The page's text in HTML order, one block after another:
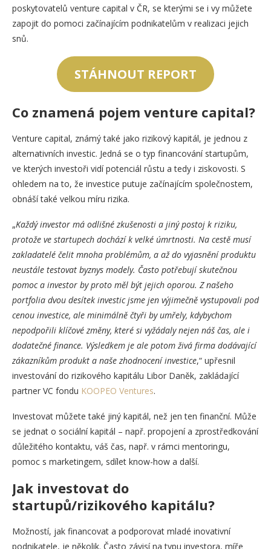
poskytovatelů venture capital v ČR, se kterými se i vy můžete
zapojit do pomoci začínajícím podnikatelům v realizaci jejich
snů.
STÁHNOUT REPORT
Co znamená pojem venture capital?
Venture capital, známý také jako rizikový kapitál, je jednou z
alternativních investic. Jedná se o typ financování startupům,
ve kterých investoři vidí potenciál růstu a tedy i ziskovosti. S
ohledem na to, že investice putuje začínajícím společnostem,
obnáší také velkou míru rizika.
„Každý investor má odlišné zkušenosti a jiný postoj k riziku,
protože ve startupech dochází k velké úmrtnosti. Na cestě musí
zakladatelé čelit mnoha problémům, a až do vyjasnění produktu
neustále testovat byznys modely. Často potřebují skutečnou
pomoc a investor by proto měl být jejich oporou. Z našeho
portfolia dvou desítek investic jsme jen výjimečně vystupovali pod
cenou investice, ale minimálně čtyři by umřely, kdybychom
nepodpořili klíčové změny, které si vyžádaly nejen náš čas, ale i
dodatečné finance. Výsledkem je ale potom živá firma dodávající
zákazníkům produkt a naše zhodnocení investice,“ upřesnil
investování do rizikového kapitálu Libor Daněk, zakládající
partner VC fondu KOOPEO Ventures.
Investovat můžete také jiný kapitál, než jen ten finanční. Může
se jednat o sociální kapitál – např. propojení a zprostředkování
důležitého kontaktu, váš čas, např. v rámci mentoringu,
pomoc s marketingem, sdílet know-how a další.
Jak investovat do
startupů/rizikového kapitálu?
Možností, jak financovat a podporovat mladé inovativní
podnikatele, je několik. Často závisí na typu investora, míře